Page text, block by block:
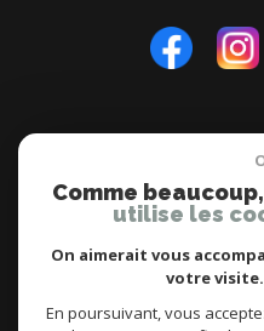
Comme
utilise les
On aimerait vous
votre visite.
En poursuivant, vous